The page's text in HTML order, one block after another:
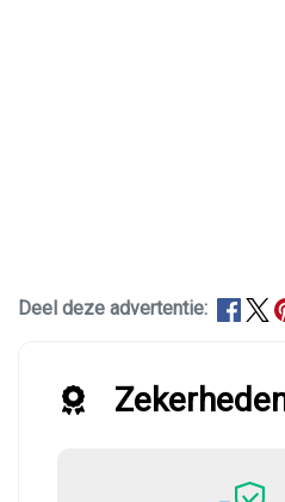
Deel deze advertentie: